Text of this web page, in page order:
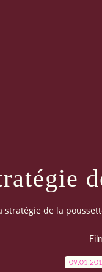
stratégie de la